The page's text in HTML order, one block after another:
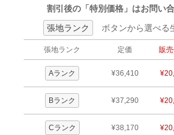
割引後の「特別価格」はお問い
張地ランク
ボタンから選べる
張地ランク 定価 販
Aランク ¥36,410
Bランク ¥37,290
Cランク ¥38,170